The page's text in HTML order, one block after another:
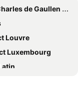
de Gaullen lentokenttä
Louvre
Luxembourg